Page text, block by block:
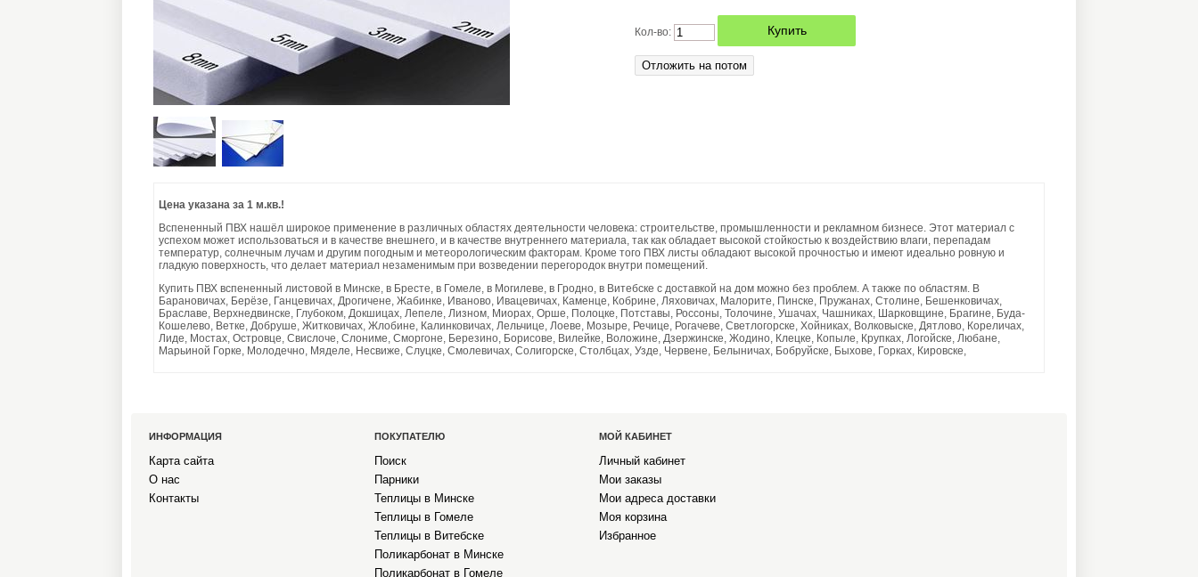
Кол-во:
Цена указана за 1 м.кв.!
Вспененный ПВХ нашёл широкое применение в различных областях деятельности человека: строительстве, промышленности и рекламном бизнесе. Этот материал с
успехом может использоваться и в качестве внешнего, и в качестве внутреннего материала, так как обладает высокой стойкостью к воздействию влаги, перепадам
температур, солнечным лучам и другим погодным и метеорологическим факторам. Кроме того ПВХ листы обладают высокой прочностью и имеют идеально ровную и
гладкую поверхность, что делает материал незаменимым при возведении перегородок внутри помещений.
Купить ПВХ вспененный листовой в Минске, в Бресте, в Гомеле, в Могилеве, в Гродно, в Витебске с доставкой на дом можно без проблем. А также по областям. В
Барановичах, Берёзе, Ганцевичах, Дрогичене, Жабинке, Иваново, Ивацевичах, Каменце, Кобрине, Ляховичах, Малорите, Пинске, Пружанах, Столине, Бешенковичах,
Браславе, Верхнедвинске, Глубоком, Докшицах, Лепеле, Лизном, Миорах, Орше, Полоцке, Потставы, Россоны, Толочине, Ушачах, Чашниках, Шарковщине, Брагине, Буда-
Кошелево, Ветке, Добруше, Житковичах, Жлобине, Калинковичах, Лельчице, Лоеве, Мозыре, Речице, Рогачеве, Светлогорске, Хойниках, Волковыске, Дятлово, Кореличах,
Лиде, Мостах, Островце, Свислоче, Слониме, Сморгоне, Березино, Борисове, Вилейке, Воложине, Дзержинске, Жодино, Клецке, Копыле, Крупках, Логойске, Любане,
Марьиной Горке, Молодечно, Мяделе, Несвиже, Слуцке, Смолевичах, Солигорске, Столбцах, Узде, Червене, Белыничах, Бобруйске, Быхове, Горках, Кировске,
ИНФОРМАЦИЯ
Карта сайта
О нас
Контакты
ПОКУПАТЕЛЮ
Поиск
Парники
Теплицы в Минске
Теплицы в Гомеле
Теплицы в Витебске
Поликарбонат в Минске
Поликарбонат в Гомеле
МОЙ КАБИНЕТ
Личный кабинет
Мои заказы
Мои адреса доставки
Моя корзина
Избранное